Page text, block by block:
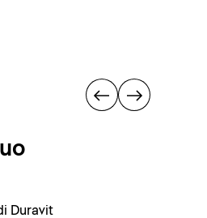
Duravit